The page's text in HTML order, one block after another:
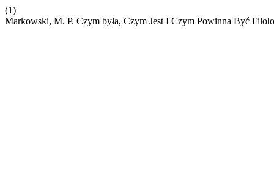
(1)
Markowski, M. P. Czym była, Czym Jest I Czym Powinna Być